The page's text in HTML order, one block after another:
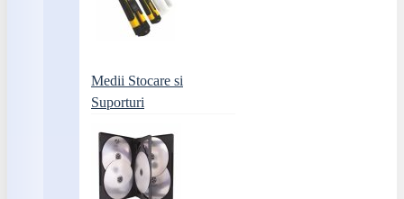
Medii Stocare si
Suporturi